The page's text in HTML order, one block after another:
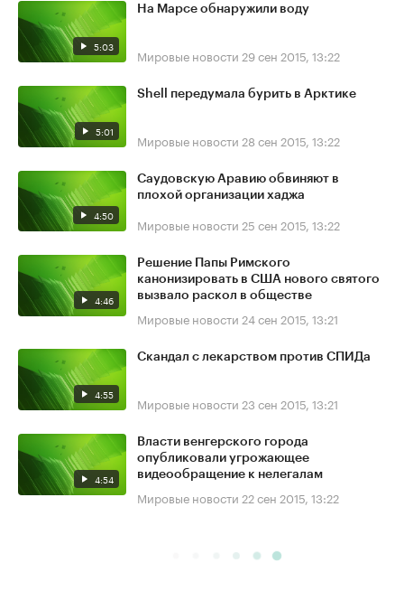
5:03
На Марсе обнаружили воду
Мировые новости 29 сен 2015, 13:22
5:01
Shell передумала бурить в Арктике
Мировые новости 28 сен 2015, 13:22
4:50
Саудовскую Аравию обвиняют в
плохой организации хаджа
Мировые новости 25 сен 2015, 13:22
4:46
Решение Папы Римского
канонизировать в США нового святого
вызвало раскол в обществе
Мировые новости 24 сен 2015, 13:21
4:55
Скандал с лекарством против СПИДа
Мировые новости 23 сен 2015, 13:21
4:54
Власти венгерского города
опубликовали угрожающее
видеообращение к нелегалам
Мировые новости 22 сен 2015, 13:22